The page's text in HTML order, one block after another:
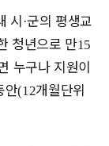
시 ·군의 평생교
청년으로 만15
누구나 지원이
안(12개월단위